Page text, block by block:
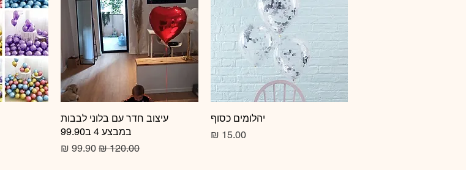
תצוגה מהירהיהלומים כסוף
מחיר‏15.00 ‏₪
תצוגה מהירה
עיצוב חדר עם בלוני לבבות
במבצע 4 ב99.90
מחיר רגיל מחיר מבצע